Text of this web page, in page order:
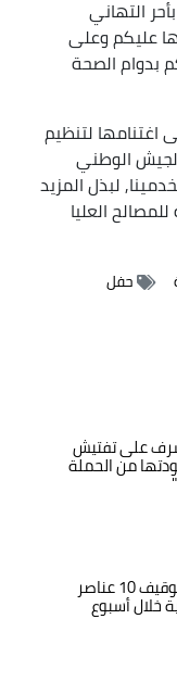
التهاني
عليكم وعلى
بدوام الصحة
لتنظيم
الوطني
لبذل المزيد
العليا
حفل
على تفتيش
من الحملة
إرهابي يسلم نفسه وتوقيف 10 عناصر
أسبوع